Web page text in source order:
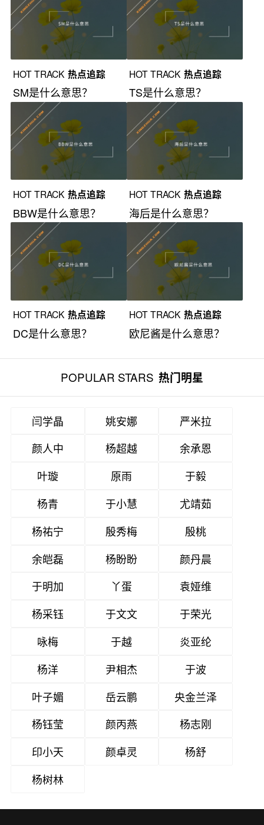
HOT TRACK 热点追踪
SM是什么意思？
HOT TRACK 热点追踪
TS是什么意思？
HOT TRACK 热点追踪
BBW是什么意思？
HOT TRACK 热点追踪
海后是什么意思？
HOT TRACK 热点追踪
DC是什么意思？
HOT TRACK 热点追踪
欧尼酱是什么意思？
POPULAR STARS 热门明星
闫学晶 姚安娜
严米拉
颜人中
杨超越
余承恩
叶璇
原雨
于毅
杨青
于小慧
尤靖茹
杨祐宁
殷秀梅
殷桃
余皑磊
杨盼盼
颜丹晨
于明加
丫蛋
袁娅维
杨采钰
于文文
于荣光
咏梅
于越
炎亚纶
杨洋
尹相杰
于波
叶子媚
岳云鹏
央金兰泽
杨钰莹
颜丙燕
杨志刚
印小天
颜卓灵
杨舒
杨树林